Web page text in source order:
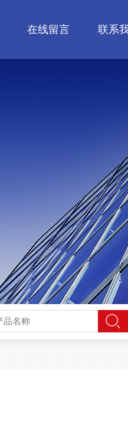
在线留言 联系